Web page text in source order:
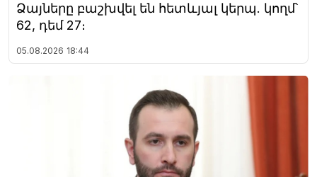
Ձայները բաշխվել են հետևյալ կերպ. կողմ՝
62, դեմ 27։
05.08.2026 18:44